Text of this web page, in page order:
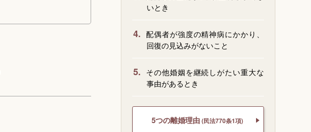
いとき
4. 配偶者が強度の精神病にかかり、
回復の見込みがないこと
5.
その他婚姻を継続しがたい重大な
事由があるとき
5つの離婚理由 (民法770条1項)